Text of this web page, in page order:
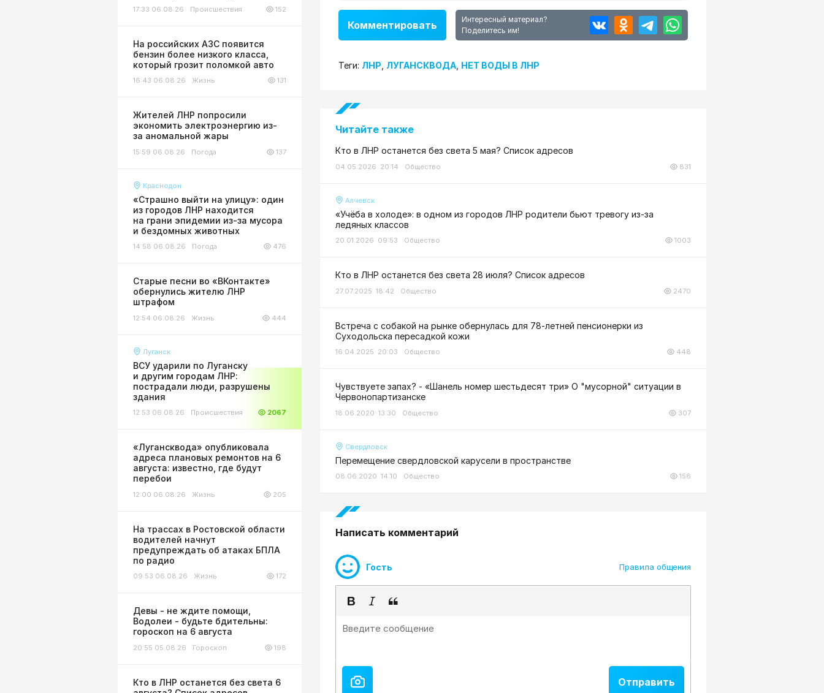
17:33 06.08.26 Происшествия 152
На российских АЗС появится
бензин более низкого класса,
который грозит поломкой авто
16:43 06.08.26 Жизнь 131
Жителей ЛНР попросили
экономить электроэнергию из-
за аномальной жары
15:59 06.08.26 Погода 137
Краснодон
«Страшно выйти на улицу»: один
из городов ЛНР находится
на грани эпидемии из-за мусора
и бездомных животных
14:58 06.08.26 Погода 476
Старые песни во «ВКонтакте»
обернулись жителю ЛНР
штрафом
12:54 06.08.26 Жизнь 444
Луганск
ВСУ ударили по Луганску
и другим городам ЛНР:
пострадали люди, разрушены
здания
12:53 06.08.26 Происшествия 2067
«Лугансквода» опубликовала
адреса плановых ремонтов на 6
августа: известно, где будут
перебои
12:00 06.08.26 Жизнь 205
На трассах в Ростовской области
водителей начнут
предупреждать об атаках БПЛА
по радио
09:53 06.08.26 Жизнь 172
Девы - не ждите помощи,
Водолеи - будьте бдительны:
гороскоп на 6 августа
20:55 05.08.26 Гороскоп 198
Кто в ЛНР останется без света 6
Комментировать
Интересный материал?
Поделитесь им!
Теги: ЛНР ЛУГАНСКВОДА НЕТ ВОДЫ В ЛНР
Читайте также
Кто в ЛНР останется без света 5 мая? Список адресов
04.05.2026 20:14 Общество 831
Алчевск
«Учёба в холоде»: в одном из городов ЛНР родители бьют тревогу из-за
ледяных классов
20.01.2026 09:53 Общество 1003
Кто в ЛНР останется без света 28 июля? Список адресов
27.07.2025 18:42 Общество 2470
Встреча с собакой на рынке обернулась для 78-летней пенсионерки из
Суходольска пересадкой кожи
16.04.2025 20:03 Общество 448
Чувствуете запах? - «Шанель номер шестьдесят три» О "мусорной" ситуации в
Червонопартизанске
18.06.2020 13:30 Общество 307
Свердловск
Перемещение свердловской карусели в пространстве
08.06.2020 14:10 Общество 156
Написать комментарий
Гость Правила общения